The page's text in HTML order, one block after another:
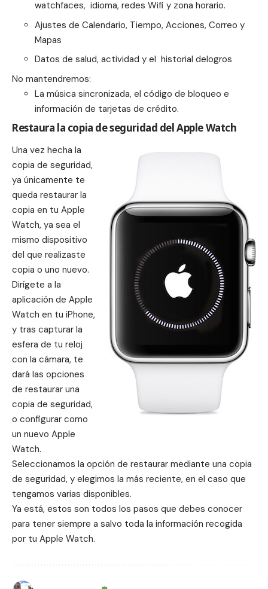
watchfaces, idioma, redes Wifi y zona horario.
Ajustes de Calendario, Tiempo, Acciones, Correo y
Mapas
Datos de salud, actividad y el historial delogros
No mantendremos:
La música sincronizada, el código de bloqueo e
información de tarjetas de crédito.
Restaura la copia de seguridad del Apple Watch
Una vez hecha la
copia de seguridad,
ya únicamente te
queda restaurar la
copia en tu Apple
Watch, ya sea el
mismo dispositivo
del que realizaste
copia o uno nuevo.
Dirígete a la
aplicación de Apple
Watch en tu iPhone,
y tras capturar la
esfera de tu reloj
con la cámara, te
dará las opciones
de restaurar una
copia de seguridad,
o configurar como
un nuevo Apple
Watch.
Seleccionamos la opción de restaurar mediante una copia
de seguridad, y elegimos la más reciente, en el caso que
tengamos varias disponibles.
Ya está, estos son todos los pasos que debes conocer
para tener siempre a salvo toda la información recogida
por tu Apple Watch.